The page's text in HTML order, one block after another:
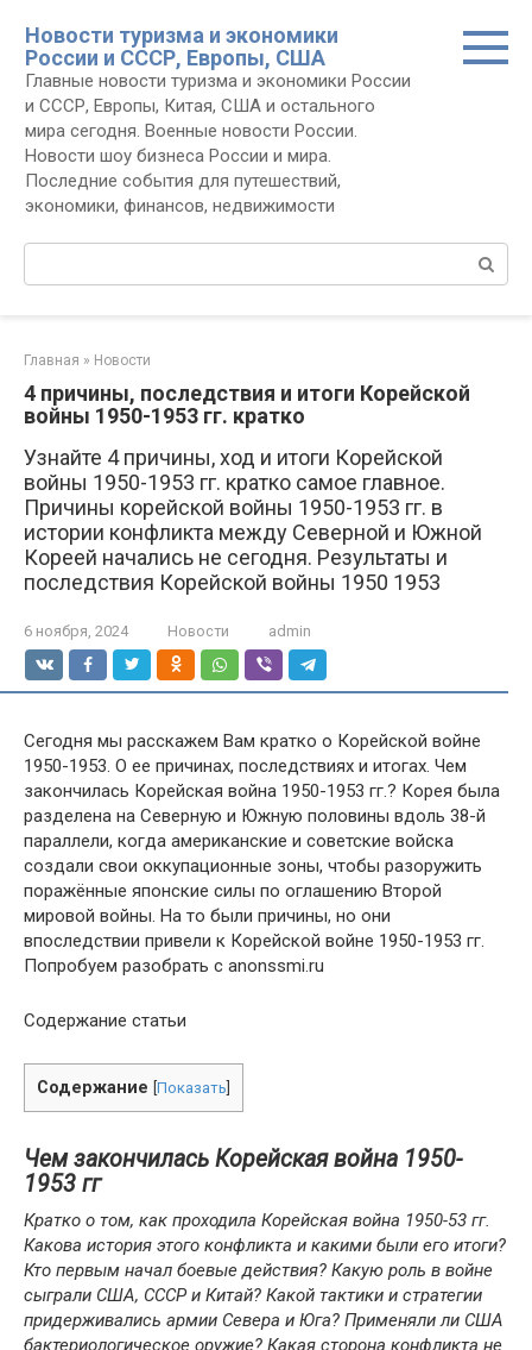
контенту
Новости туризма и экономики
России и СССР, Европы, США
Главные новости туризма и экономики России
и СССР, Европы, Китая, США и остального
мира сегодня. Военные новости России.
Новости шоу бизнеса России и мира.
Последние события для путешествий,
экономики, финансов, недвижимости
Поиск:
Главная » Новости
4 причины, последствия и итоги Корейской
войны 1950-1953 гг. кратко
Узнайте 4 причины, ход и итоги Корейской
войны 1950-1953 гг. кратко самое главное.
Причины корейской войны 1950-1953 гг. в
истории конфликта между Северной и Южной
Кореей начались не сегодня. Результаты и
последствия Корейской войны 1950 1953
6 ноября, 2024 Новости admin
Сегодня мы расскажем Вам кратко о Корейской войне
1950-1953. О ее причинах, последствиях и итогах. Чем
закончилась Корейская война 1950-1953 гг.? Корея была
разделена на Северную и Южную половины вдоль 38-й
параллели, когда американские и советские войска
создали свои оккупационные зоны, чтобы разоружить
поражённые японские силы по оглашению Второй
мировой войны. На то были причины, но они
впоследствии привели к Корейской войне 1950-1953 гг.
Попробуем разобрать с anonssmi.ru
Содержание статьи
Содержание Показать
Чем закончилась Корейская война 1950-
1953 гг
Кратко о том, как проходила Корейская война 1950-53 гг.
Какова история этого конфликта и какими были его итоги?
Кто первым начал боевые действия? Какую роль в войне
сыграли США, СССР и Китай? Какой тактики и стратегии
придерживались армии Севера и Юга? Применяли ли США
бактериологическое оружие? Какая сторона конфликта не